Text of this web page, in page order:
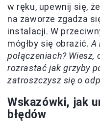
w ręku, upewnij się,
na zaworze zgadza
instalacji. W
mógłby się obrazić.A
połączeniach?
rozrastać jak grzyby
zatroszczysz się o
Wskazówki, jak
błędów